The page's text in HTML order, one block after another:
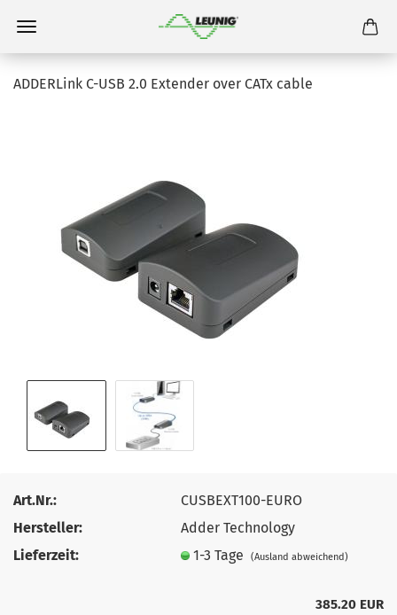
ADDERLink C-USB 2.0 Extender over CATx cable
Art.Nr.:
CUSBEXT100-EURO
Hersteller:
Adder Technology
Lieferzeit:
1-3 Tage(Ausland abweichend)
385.20 EUR